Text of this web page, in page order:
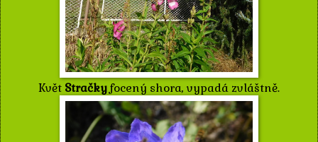
Květ Stračkyfocený shora, vypadá zvláštně.